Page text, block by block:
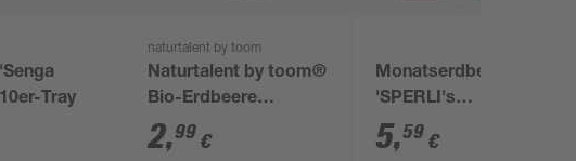
Tray
naturtalent by toom
Naturtalent by toom®
Bio-Erdbeere
verschiedene Sorten
11 cm Topf
2,99 €
Monatserdbeere
'SPERLI's
Bowlenzauber'
5,59 €